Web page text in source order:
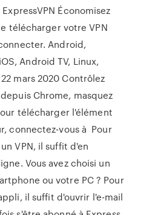
Économisez
télécharger votre VPN
Android,
Android TV, Linux,
mars 2020 Contrôlez
Chrome, masquez
télécharger l'élément
connectez-vous à Pour
VPN, il suffit d'en
Vous avez choisi un
ou votre PC ? Pour
il suffit d'ouvrir l'e-mail